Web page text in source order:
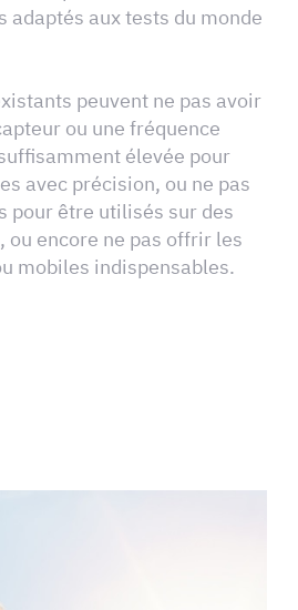
adaptés aux tests du monde
peuvent ne pas avoir
ou une fréquence
élevée pour
avec précision, ou ne pas
pour être utilisés sur des
encore ne pas offrir les
mobiles indispensables.